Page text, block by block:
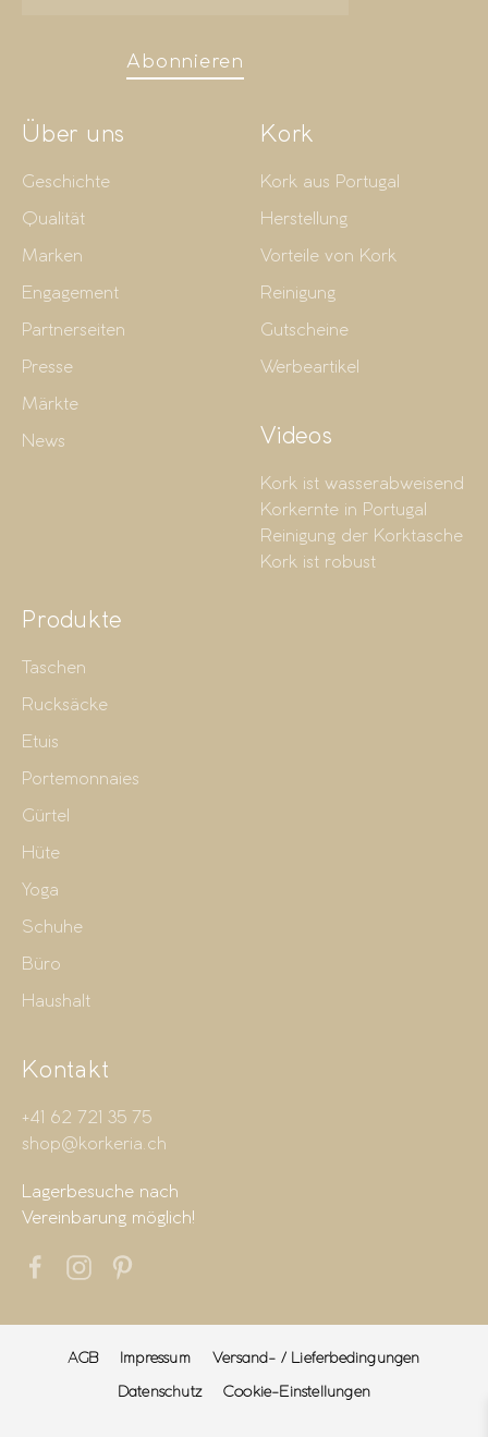
Abonnieren
Über uns
Geschichte
Qualität
Marken
Engagement
Partnerseiten
Presse
Märkte
News
Kork
Kork aus Portugal
Herstellung
Vorteile von Kork
Reinigung
Gutscheine
Werbeartikel
Videos
Kork ist wasserabweisend
Korkernte in Portugal
Reinigung der Korktasche
Kork ist robust
Produkte
Taschen
Rucksäcke
Etuis
Portemonnaies
Gürtel
Hüte
Yoga
Schuhe
Büro
Haushalt
Kontakt
+41 62 721 35 75
shop@korkeria.ch
Lagerbesuche nach
Vereinbarung möglich!
AGB Impressum
Versand- / Lieferbedingungen
Datenschutz
Cookie-Einstellungen